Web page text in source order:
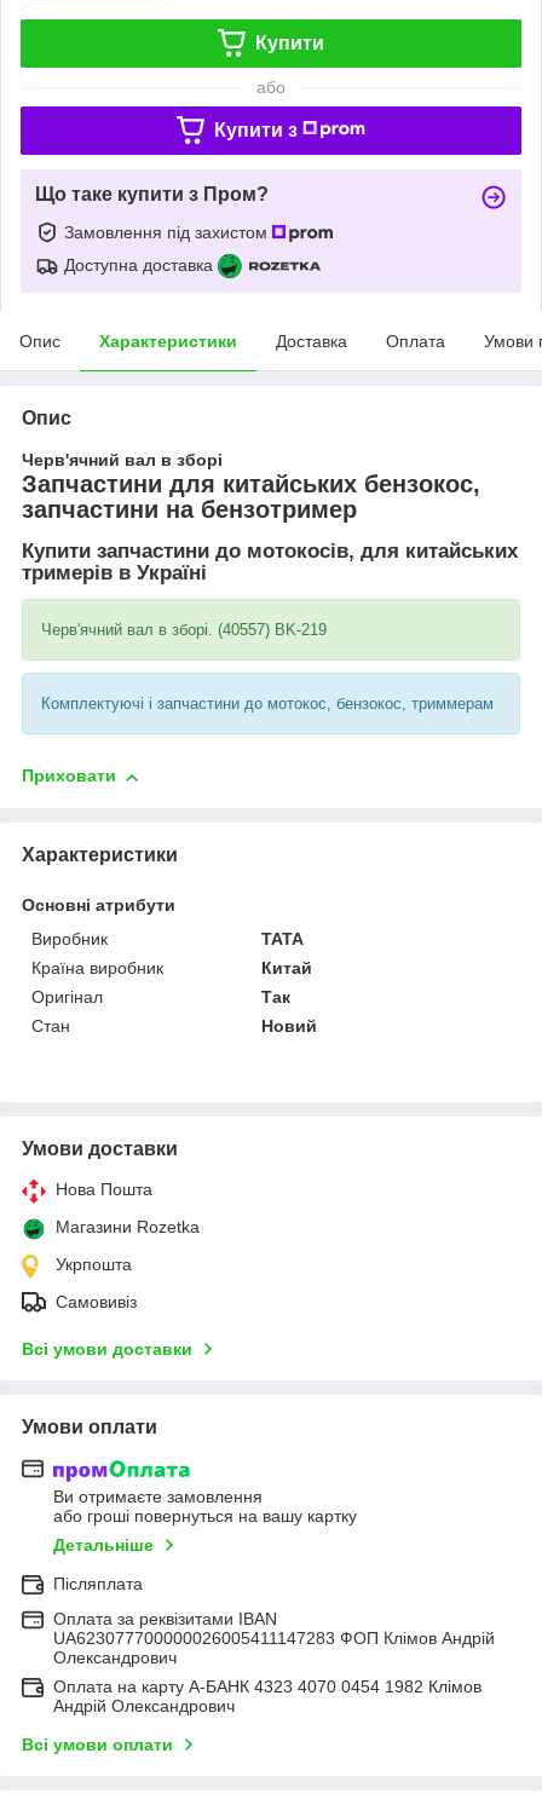
Купити
або
Купити з
Що таке купити з Пром?
Замовлення під захистом
Доступна доставка
Опис Характеристики Доставка Оплата Умови
Опис
Черв'ячний вал в зборі
Запчастини для китайських бензокос,
запчастини на бензотример
Купити запчастини до мотокосів, для китайських
тримерів в Україні
Черв'ячний вал в зборі. (40557) BK-219
Комплектуючі і запчастини до мотокос, бензокос, триммерам
Приховати
Характеристики
Основні атрибути
Виробник
TATA
Країна виробник
Китай
Оригінал
Так
Стан
Новий
Умови доставки
Нова Пошта
Магазини Rozetka
Укрпошта
Самовивіз
Всі умови доставки
Умови оплати
Ви отримаєте замовлення
або гроші повернуться на вашу картку
Детальніше
Післяплата
Оплата за реквізитами IBAN
UA623077700000026005411147283 ФОП Клімов Андрій
Олександрович
Оплата на карту А-БАНК 4323 4070 0454 1982 Клімов
Андрій Олександрович
Всі умови оплати